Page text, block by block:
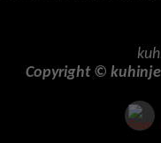
Copyright ©